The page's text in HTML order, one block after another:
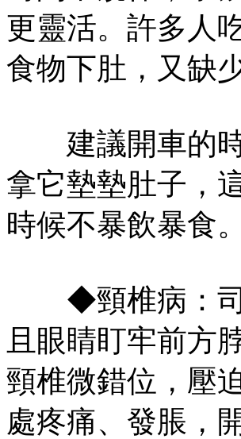
更靈活。許多人
食物下肚，又缺
建議開車的時
拿它墊墊肚子，
時候不暴飲暴食。
◆頸椎病：司
且眼睛盯牢前方
頸椎微錯位，壓
處疼痛、發脹，